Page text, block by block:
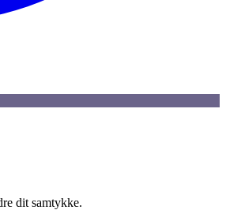
dit samtykke.